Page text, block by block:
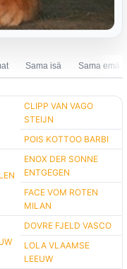
Sama isä Sama emä
CLIPP VAN VAGO
STEIJN
POIS KOTTOO BARBI
ENOX DER SONNE
ENTGEGEN
FACE VOM ROTEN
MILAN
DOVRE FJELD VASCO
LOLA VLAAMSE
LEEUW